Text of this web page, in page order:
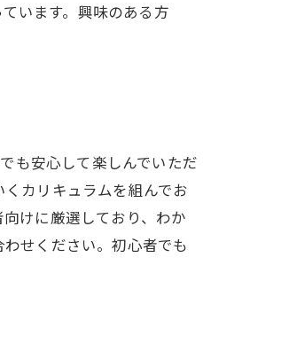
います。興味のある方
も安心して楽しんでいただ
カリキュラムを組んでお
けに厳選しており、わか
せください。初心者でも